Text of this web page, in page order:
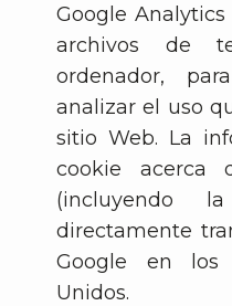
Google
archivos de
ordenador,
analizar el uso
sitio Web. La
cookie acerca
(incluyendo
directamente
Google en los
Unidos.